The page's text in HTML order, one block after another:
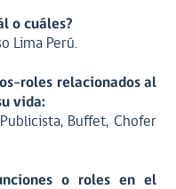
o cuáles?
Lima Perú.
roles relacionados al
vida:
Buffet, Chofer
o roles en el